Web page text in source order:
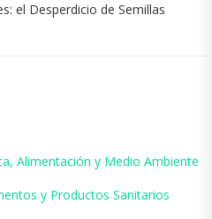
el Desperdicio de Semillas
Alimentación y Medio Ambiente
y Productos Sanitarios